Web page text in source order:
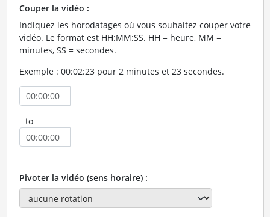
Couper la vidéo :
Indiquez les horodatages où vous souhaitez couper votre
vidéo. Le format est HH:MM:SS. HH = heure, MM =
minutes, SS = secondes.
Exemple : 00:02:23 pour 2 minutes et 23 secondes.
to
Pivoter la vidéo (sens horaire) :